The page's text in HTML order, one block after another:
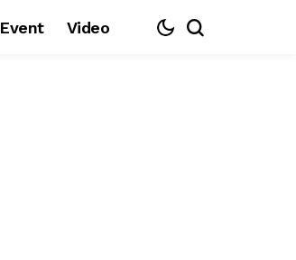
Event Video